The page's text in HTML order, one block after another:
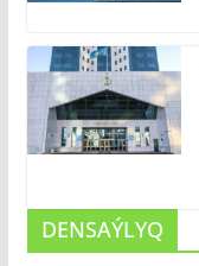
DENSAÝLYQ